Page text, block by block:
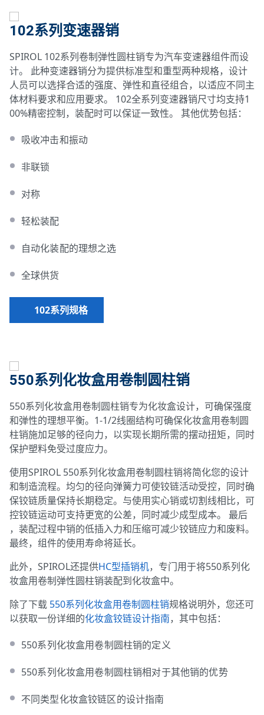
102系列变速器销
SPIROL 102系列卷制弹性圆柱销专为汽车变速器组件而设
计。 此种变速器销分为提供标准型和重型两种规格，设计
人员可以选择合适的强度、弹性和直径组合，以适应不同主
体材料要求和应用要求。 102全系列变速器销尺寸均支持1
00%精密控制，装配时可以保证一致性。 其他优势包括：
吸收冲击和振动
非联锁
对称
轻松装配
自动化装配的理想之选
全球供货
102系列规格
550系列化妆盒用卷制圆柱销
550系列化妆盒用卷制圆柱销专为化妆盒设计，可确保强度
和弹性的理想平衡。1-1/2线圈结构可确保化妆盒用卷制圆
柱销施加足够的径向力，以实现长期所需的摆动扭矩，同时
保护塑料免受过度应力。
使用SPIROL 550系列化妆盒用卷制圆柱销将简化您的设计
和制造流程。均匀的径向弹簧力可使铰链活动受控，同时确
保铰链质量保持长期稳定。与使用实心销或切割线相比，可
控铰链运动可支持更宽的公差，同时减少成型成本。 最后
，装配过程中销的低插入力和压缩可减少铰链应力和废料。
最终，组件的使用寿命将延长。
此外，SPIROL还提供HC型插销机，专门用于将550系列化
妆盒用卷制弹性圆柱销装配到化妆盒中。
除了下载 550系列化妆盒用卷制圆柱销规格说明外，您还可
以获取一份详细的化妆盒铰链设计指南，其中包括：
550系列化妆盒用卷制圆柱销的定义
550系列化妆盒用卷制圆柱销相对于其他销的优势
不同类型化妆盒铰链区的设计指南